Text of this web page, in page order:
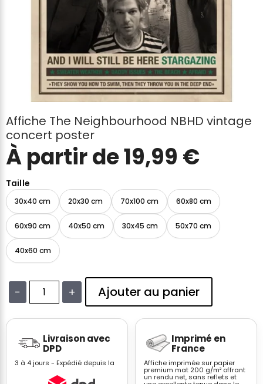
Affiche The Neighbourhood NBHD vintage
concert poster
À partir de19,99 €
Taille
30x40 cm 20x30 cm 70x100 cm 60x80 cm
60x90 cm 40x50 cm 30x45 cm 50x70 cm
40x60 cm
−
Affiche
The
Neighbourhood
NBHD
+ Ajouter au panier
Livraison avec
DPD
3 à 4 jours - Expédié depuis la
Imprimé en
France
Affiche imprimée sur papier
premium mat 200 g/m² offrant
un rendu net, sans reflets et